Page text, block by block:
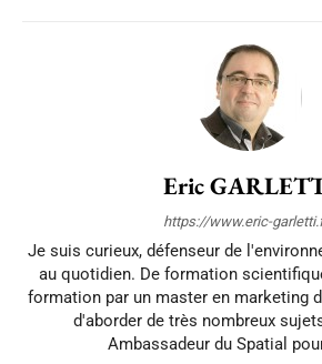
Eric
https://www.eric-
Je suis curieux, défenseur de
au quotidien. De formation
formation par un master en marketing
d'aborder de très nombreux
Ambassadeur du Spatial